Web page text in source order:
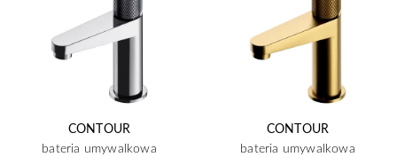
CONTOUR
bateria umywalkowa
CONTOUR
bateria umywalkowa